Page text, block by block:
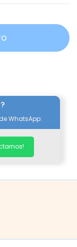
WhatsApp: